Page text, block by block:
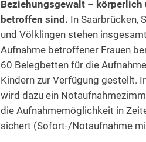
Beziehungsgewalt –
betroffen sind. In Saarbrücken,
und Völklingen stehen
Aufnahme betroffener Frauen
60 Belegbetten für die
Kindern zur Verfügung gestellt.
wird dazu ein
die Aufnahmemöglichkeit in
sichert (Sofort-/Notaufnahme